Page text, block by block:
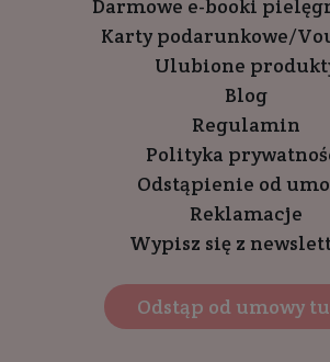
Darmowe e-booki
Karty podarunkowe/
Ulubione
Blog
Regulamin
Polityka
Odstąpienie od
Reklamacje
Wypisz się z
Odstąp od umowy